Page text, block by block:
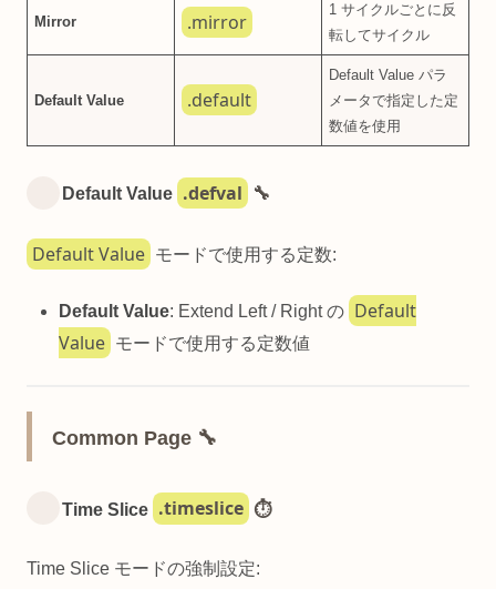
Mirror .mirror
1 サイクルごとに反
転してサイクル
Default Value .default
Default Value パラ
メータで指定した定
数値を使用
Default Value .defval 🔧
Default Value モードで使用する定数:
Default Value: Extend Left / Right の Default
Value モードで使用する定数値
Common Page 🔧
Time Slice .timeslice ⏱️
Time Slice モードの強制設定: